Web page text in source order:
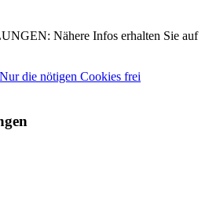
Nähere Infos erhalten Sie auf
Nur die nötigen Cookies frei